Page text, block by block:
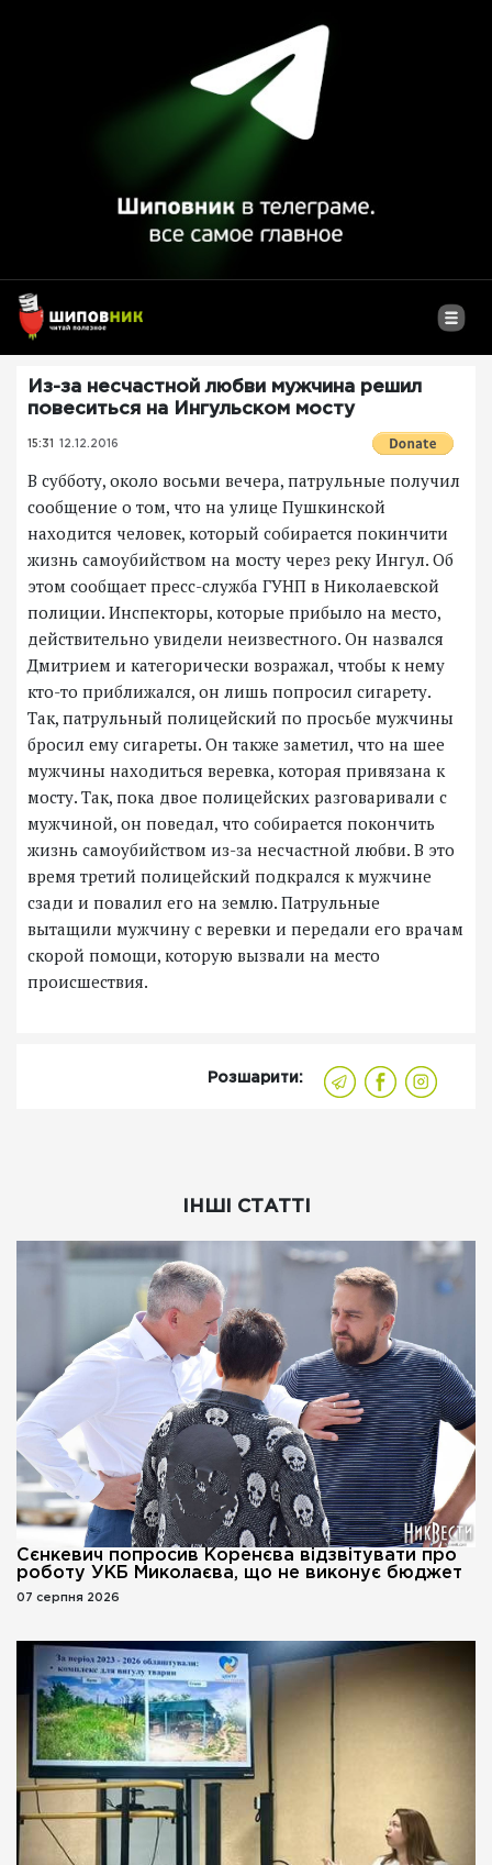
Из-за несчастной любви мужчина решил
повеситься на Ингульском мосту
15:31 12.12.2016
В субботу, около восьми вечера, патрульные получил
сообщение о том, что на улице Пушкинской
находится человек, который собирается покинчити
жизнь самоубийством на мосту через реку Ингул. Об
этом сообщает пресс-служба ГУНП в Николаевской
полиции. Инспекторы, которые прибыло на место,
действительно увидели неизвестного. Он назвался
Дмитрием и категорически возражал, чтобы к нему
кто-то приближался, он лишь попросил сигарету.
Так, патрульный полицейский по просьбе мужчины
бросил ему сигареты. Он также заметил, что на шее
мужчины находиться веревка, которая привязана к
мосту. Так, пока двое полицейских разговаривали с
мужчиной, он поведал, что собирается покончить
жизнь самоубийством из-за несчастной любви. В это
время третий полицейский подкрался к мужчине
сзади и повалил его на землю. Патрульные
вытащили мужчину с веревки и передали его врачам
скорой помощи, которую вызвали на место
происшествия.
Розшарити:
ІНШІ СТАТТІ
Сєнкевич попросив Коренєва відзвітувати про
роботу УКБ Миколаєва, що не виконує бюджет
07 серпня 2026